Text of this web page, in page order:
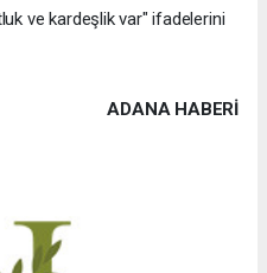
ve kardeşlik var" ifadelerini
ADANA HABERİ